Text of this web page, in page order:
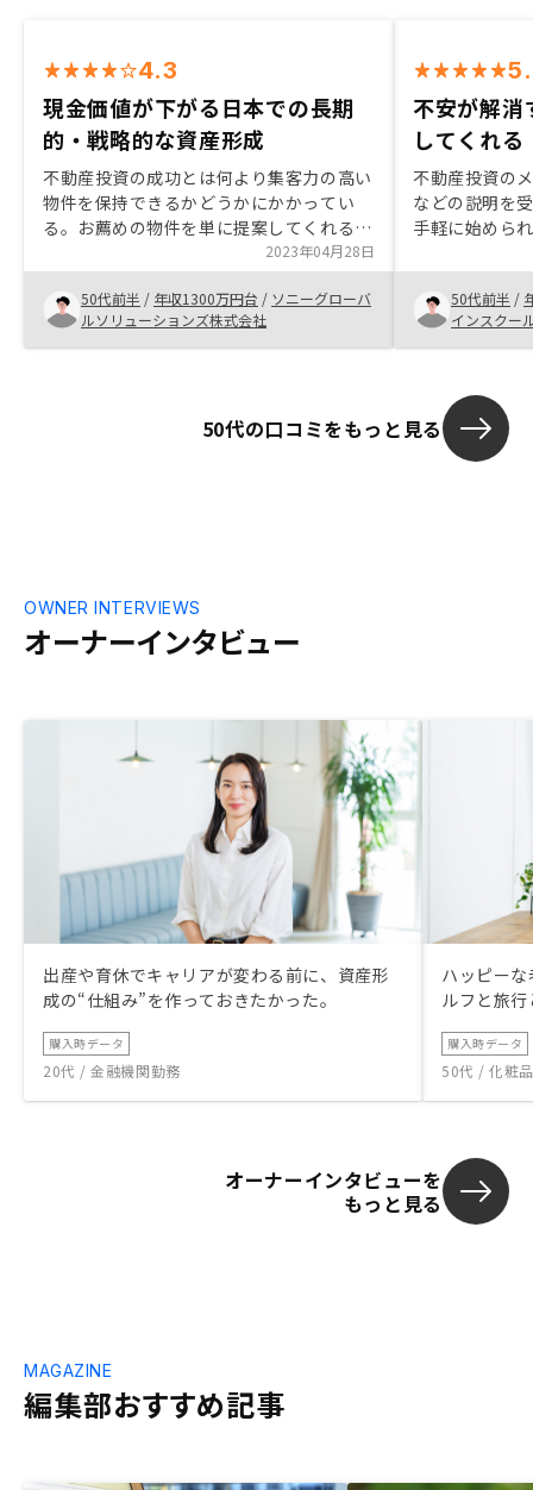
4.3
現金価値が下がる日本での長期
的・戦略的な資産形成
不動産投資の成功とは何より集客力の高い
物件を保持できるかどうかにかかってい
る。お薦めの物件を単に提案してくれるの
ではなく、最大限希望の物件が見つかるま
で粘り強く、根気よく対応いただいた。不
動産投資は、未来の自分へのプレゼントと
考えている。物件紹介時に、内装の写真、
付近見取り図も一緒に提供してほしい。
2023年04月28日
50代前半 / 年収1300万円台 / ソニーグローバ
ルソリューションズ株式会社
不安が解消
してくれる
不動産投資の
などの説明を
手軽に始めら
あるため不安
が、様々なプ
ートも受けら
た。
50代前半 /
インスクー
50代の口コミをもっと見る
オーナーインタビュー
OWNER INTERVIEWS
出産や育休でキャリアが変わる前に、資産形
成の“仕組み”を作っておきたかった。
購入時データ
20代 / 金融機関勤務
ハッピー
ルフと旅
購入時データ
50代 / 化粧
オーナーインタビューを
もっと見る
編集部おすすめ記事
MAGAZINE